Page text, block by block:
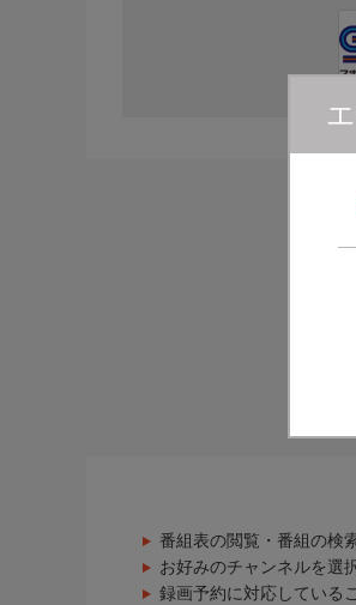
番組表の閲覧・番組の検
お好みのチャンネルを選
録画予約に対応している